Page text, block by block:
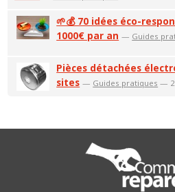
🌱💰 70 idées éco-
1000€ par an — Guides
Pièces détachées
sites — Guides pratiques —